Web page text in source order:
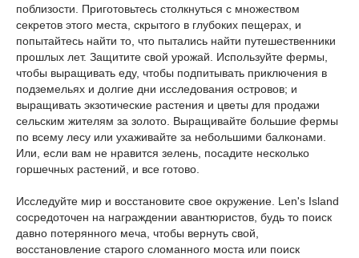
поблизости. Приготовьтесь столкнуться с множеством
секретов этого места, скрытого в глубоких пещерах, и
попытайтесь найти то, что пытались найти путешественники
прошлых лет. Защитите свой урожай. Используйте фермы,
чтобы выращивать еду, чтобы подпитывать приключения в
подземельях и долгие дни исследования островов; и
выращивать экзотические растения и цветы для продажи
сельским жителям за золото. Выращивайте большие фермы
по всему лесу или ухаживайте за небольшими балконами.
Или, если вам не нравится зелень, посадите несколько
горшечных растений, и все готово.
Исследуйте мир и восстановите свое окружение. Len's Island
сосредоточен на награждении авантюристов, будь то поиск
давно потерянного меча, чтобы вернуть свой,
восстановление старого сломанного моста или поиск